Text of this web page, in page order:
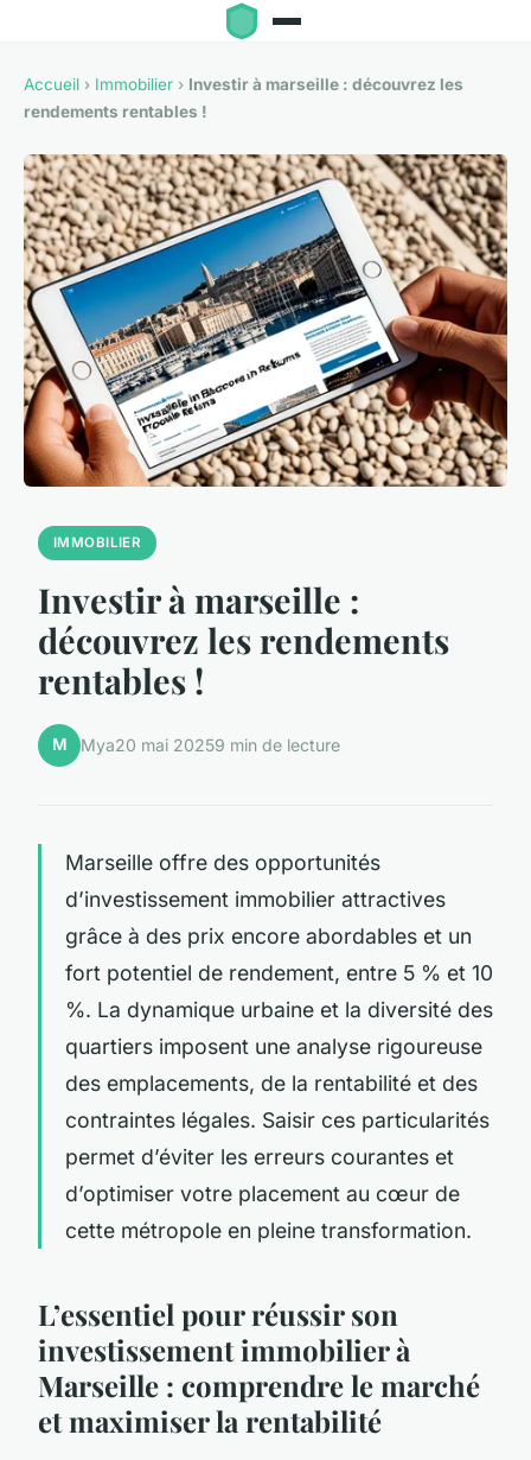
Accueil › Immobilier › Investir à marseille : découvrez les
rendements rentables !
IMMOBILIER
Investir à marseille :
découvrez les rendements
rentables !
M Mya20 mai 20259 min de lecture
Marseille offre des opportunités
d’investissement immobilier attractives
grâce à des prix encore abordables et un
fort potentiel de rendement, entre 5 % et 10
%. La dynamique urbaine et la diversité des
quartiers imposent une analyse rigoureuse
des emplacements, de la rentabilité et des
contraintes légales. Saisir ces particularités
permet d’éviter les erreurs courantes et
d’optimiser votre placement au cœur de
cette métropole en pleine transformation.
L’essentiel pour réussir son
investissement immobilier à
Marseille : comprendre le marché
et maximiser la rentabilité